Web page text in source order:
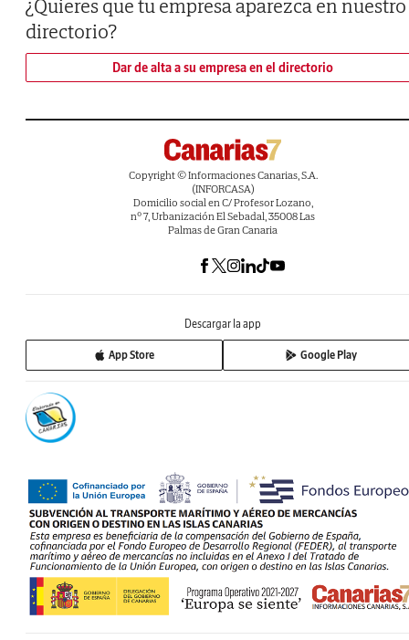
¿Quieres que tu empresa aparezca en nuestro
directorio?
Dar de alta a su empresa en el directorio
Copyright © Informaciones Canarias, S.A.
(INFORCASA)
Domicilio social en C/ Profesor Lozano,
nº 7, Urbanización El Sebadal, 35008 Las
Palmas de Gran Canaria
Descargar la app
App Store Google Play